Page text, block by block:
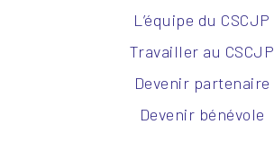
L’équipe du CSCJP
Travailler au CSCJP
Devenir partenaire
Devenir bénévole